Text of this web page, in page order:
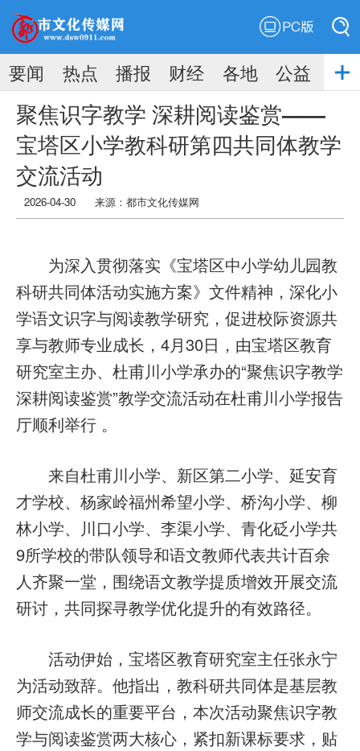
搜索
搜索
要闻 热点 播报 财经 各地 公益
聚焦识字教学 深耕阅读鉴赏——
宝塔区小学教科研第四共同体教学
交流活动
2026-04-30 来源： 都市文化传媒网
为深入贯彻落实《宝塔区中小学幼儿园教
科研共同体活动实施方案》文件精神，深化小
学语文识字与阅读教学研究，促进校际资源共
享与教师专业成长，4月30日，由宝塔区教育
研究室主办、杜甫川小学承办的“聚焦识字教学
深耕阅读鉴赏”教学交流活动在杜甫川小学报告
厅顺利举行 。
来自杜甫川小学、新区第二小学、延安育
才学校、杨家岭福州希望小学、桥沟小学、柳
林小学、川口小学、李渠小学、青化砭小学共
9所学校的带队领导和语文教师代表共计百余
人齐聚一堂，围绕语文教学提质增效开展交流
研讨，共同探寻教学优化提升的有效路径。
活动伊始，宝塔区教育研究室主任张永宁
为活动致辞。他指出，教科研共同体是基层教
师交流成长的重要平台，本次活动聚焦识字教
学与阅读鉴赏两大核心，紧扣新课标要求，贴